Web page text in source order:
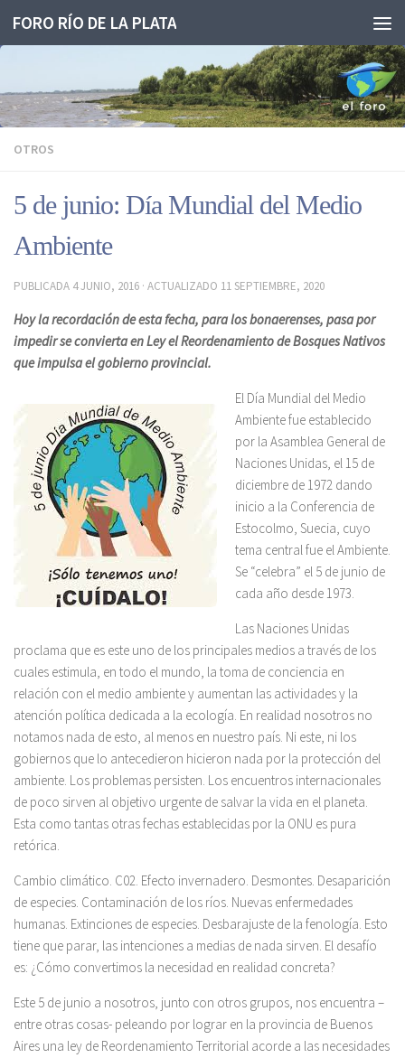
Saltar al contenido
FORO RÍO DE LA PLATA
OTROS
5 de junio: Día Mundial del Medio
Ambiente
PUBLICADA 4 JUNIO, 2016 · ACTUALIZADO 11 SEPTIEMBRE, 2020
Hoy la recordación de esta fecha, para los bonaerenses, pasa por
impedir se convierta en Ley el Reordenamiento de Bosques Nativos
que impulsa el gobierno provincial.
El Día Mundial del Medio
Ambiente fue establecido
por la Asamblea General de
Naciones Unidas, el 15 de
diciembre de 1972 dando
inicio a la Conferencia de
Estocolmo, Suecia, cuyo
tema central fue el Ambiente.
Se “celebra” el 5 de junio de
cada año desde 1973.
Las Naciones Unidas
proclama que es este uno de los principales medios a través de los
cuales estimula, en todo el mundo, la toma de conciencia en
relación con el medio ambiente y aumentan las actividades y la
atención política dedicada a la ecología. En realidad nosotros no
notamos nada de esto, al menos en nuestro país. Ni este, ni los
gobiernos que lo antecedieron hicieron nada por la protección del
ambiente. Los problemas persisten. Los encuentros internacionales
de poco sirven al objetivo urgente de salvar la vida en el planeta.
Esta como tantas otras fechas establecidas por la ONU es pura
retórica.
Cambio climático. C02. Efecto invernadero. Desmontes. Desaparición
de especies. Contaminación de los ríos. Nuevas enfermedades
humanas. Extinciones de especies. Desbarajuste de la fenología. Esto
tiene que parar, las intenciones a medias de nada sirven. El desafío
es: ¿Cómo convertimos la necesidad en realidad concreta?
Este 5 de junio a nosotros, junto con otros grupos, nos encuentra –
entre otras cosas- peleando por lograr en la provincia de Buenos
Aires una ley de Reordenamiento Territorial acorde a las necesidades